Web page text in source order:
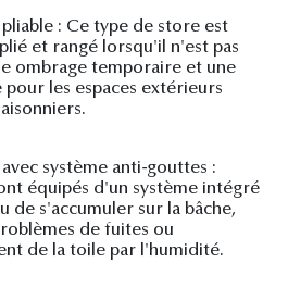
: Ce type de store est
et rangé lorsqu'il n'est pas
ombrage temporaire et une
les espaces extérieurs
système anti-gouttes :
équipés d'un système intégré
de s'accumuler sur la bâche,
de fuites ou
de la toile par l'humidité.